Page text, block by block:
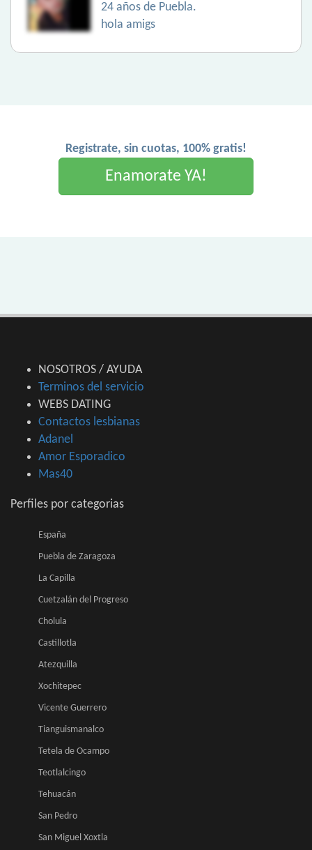
24 años de Puebla.
hola amigs
Registrate, sin cuotas, 100% gratis!
Enamorate YA!
NOSOTROS / AYUDA
Terminos del servicio
WEBS DATING
Contactos lesbianas
Adanel
Amor Esporadico
Mas40
Perfiles por categorias
España
Puebla de Zaragoza
La Capilla
Cuetzalán del Progreso
Cholula
Castillotla
Atezquilla
Xochitepec
Vicente Guerrero
Tianguismanalco
Tetela de Ocampo
Teotlalcingo
Tehuacán
San Pedro
San Miguel Xoxtla